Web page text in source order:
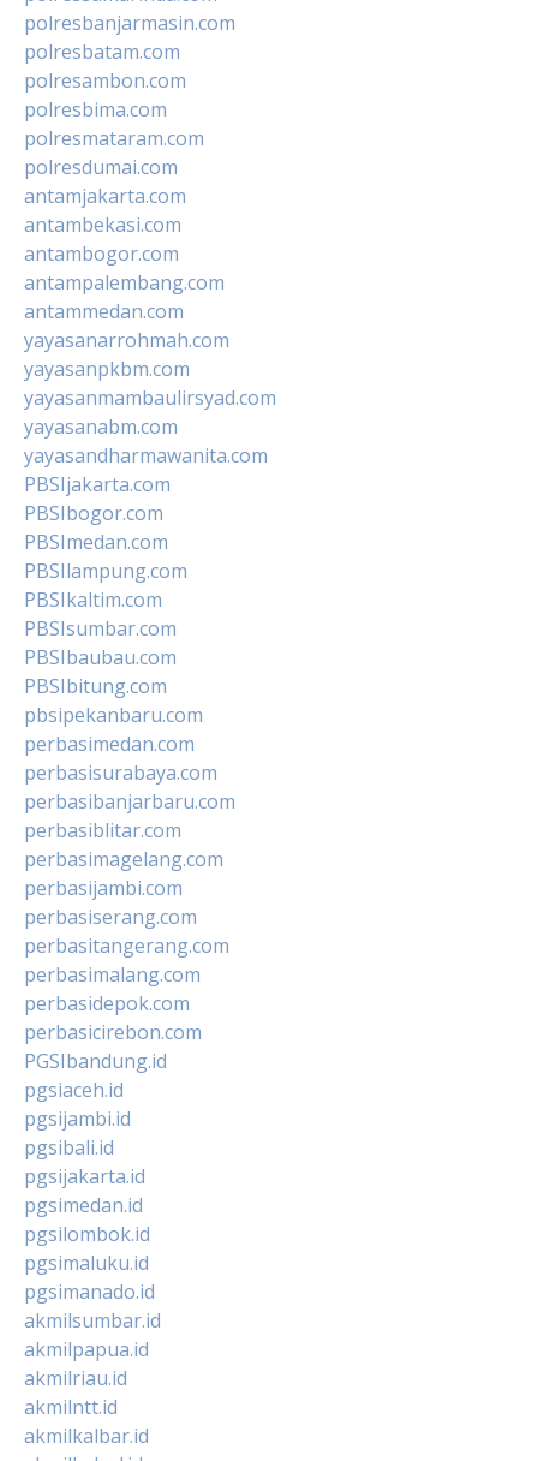
polresbanjarmasin.com
polresbatam.com
polresambon.com
polresbima.com
polresmataram.com
polresdumai.com
antamjakarta.com
antambekasi.com
antambogor.com
antampalembang.com
antammedan.com
yayasanarrohmah.com
yayasanpkbm.com
yayasanmambaulirsyad.com
yayasanabm.com
yayasandharmawanita.com
PBSIjakarta.com
PBSIbogor.com
PBSImedan.com
PBSIlampung.com
PBSIkaltim.com
PBSIsumbar.com
PBSIbaubau.com
PBSIbitung.com
pbsipekanbaru.com
perbasimedan.com
perbasisurabaya.com
perbasibanjarbaru.com
perbasiblitar.com
perbasimagelang.com
perbasijambi.com
perbasiserang.com
perbasitangerang.com
perbasimalang.com
perbasidepok.com
perbasicirebon.com
PGSIbandung.id
pgsiaceh.id
pgsijambi.id
pgsibali.id
pgsijakarta.id
pgsimedan.id
pgsilombok.id
pgsimaluku.id
pgsimanado.id
akmilsumbar.id
akmilpapua.id
akmilriau.id
akmilntt.id
akmilkalbar.id